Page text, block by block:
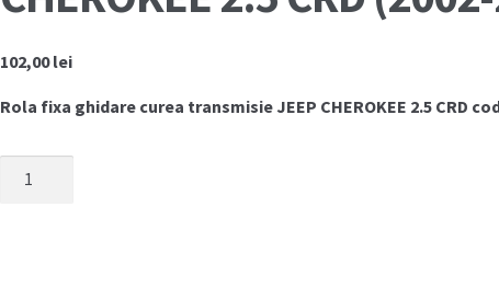
102,00lei
Rola fixa ghidare curea transmisie JEEP CHEROKEE 2.5 CRD